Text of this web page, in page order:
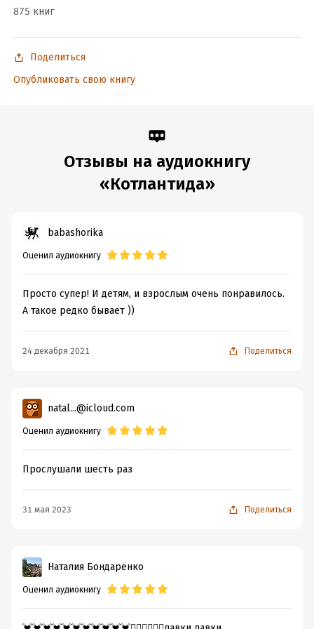
ISBN (EAN):9785535012827
875 книг
Поделиться
Опубликовать свою книгу
Отзывы на аудиокнигу
«Котлантида»
babashorika
Оценил аудиокнигу
Просто супер! И детям, и взрослым очень понравилось.
А такое редко бывает ))
24 декабря 2021 Поделиться
natal...@icloud.com
Оценил аудиокнигу
Прослушали шесть раз
31 мая 2023 Поделиться
Наталия Бондаренко
Оценил аудиокнигу